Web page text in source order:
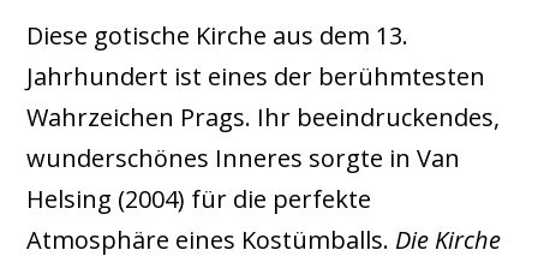
Diese gotische Kirche aus dem 13.
Jahrhundert ist eines der berühmtesten
Wahrzeichen Prags. Ihr beeindruckendes,
wunderschönes Inneres sorgte in Van
Helsing (2004) für die perfekte
Atmosphäre eines Kostümballs. Die Kirche